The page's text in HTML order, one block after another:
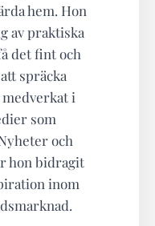
hem. Hon
av praktiska
det fint och
spräcka
i
som
och
hon bidragit
inom